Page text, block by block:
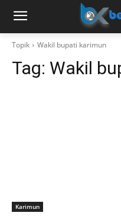
Topik Wakil bupati karimun
Tag: Wakil
Karimun